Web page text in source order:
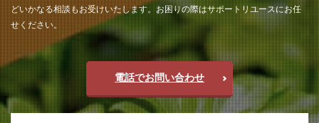
どいかなる相談もお受けいたします。お困りの際はサポートリユースにお任
せください。
電話でお問い合わせ